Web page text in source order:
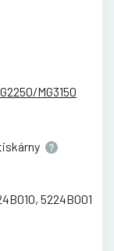
MG3150
5224B001